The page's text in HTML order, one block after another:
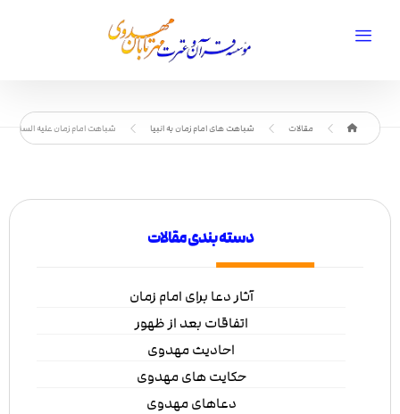
مقالات شباهت های امام زمان به انبیا شباهت امام زمان علیه السلام به
دسته بندی مقالات
آثار دعا برای امام زمان
اتفاقات بعد از ظهور
احادیث مهدوی
حکایت های مهدوی
دعاهای مهدوی